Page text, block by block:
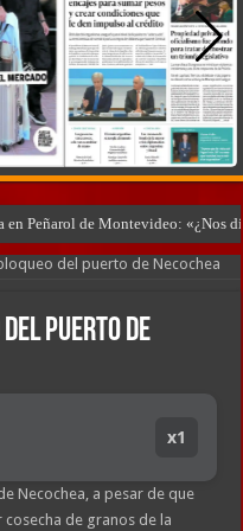
Peñarol de Montevideo: «¿Nos
del puerto de Necochea
del puerto de
x1
Necochea, a pesar de que
cosecha de granos de la